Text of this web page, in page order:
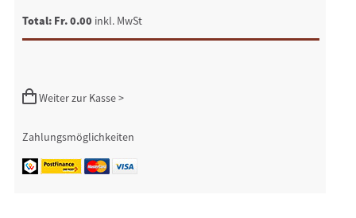
Total: Fr. 0.00 inkl. MwSt
Weiter zur Kasse >
Zahlungsmöglichkeiten